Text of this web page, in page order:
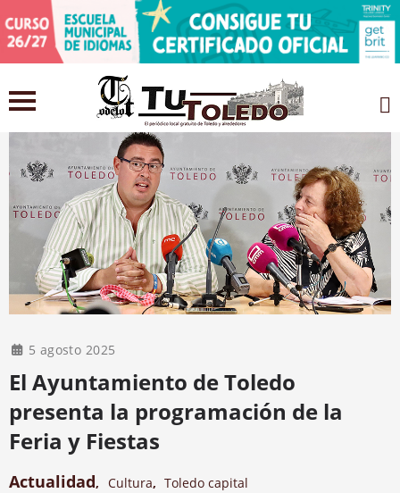
5 agosto 2025
El Ayuntamiento de Toledo
presenta la programación de la
Feria y Fiestas
Actualidad, Cultura,Toledo capital